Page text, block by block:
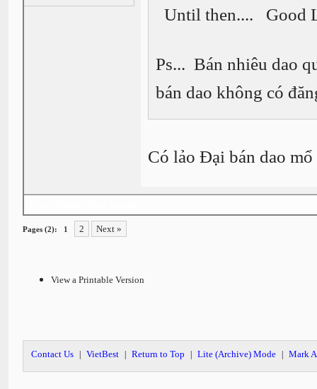
Until then.... Good
Ps... Bán nhiêu dao
bán dao không có
Có lảo Đại bán dao
Pages (2): 1 2 Next »
View a Printable Version
Contact Us VietBest Return to Top Lite (Archive) Mode Mark